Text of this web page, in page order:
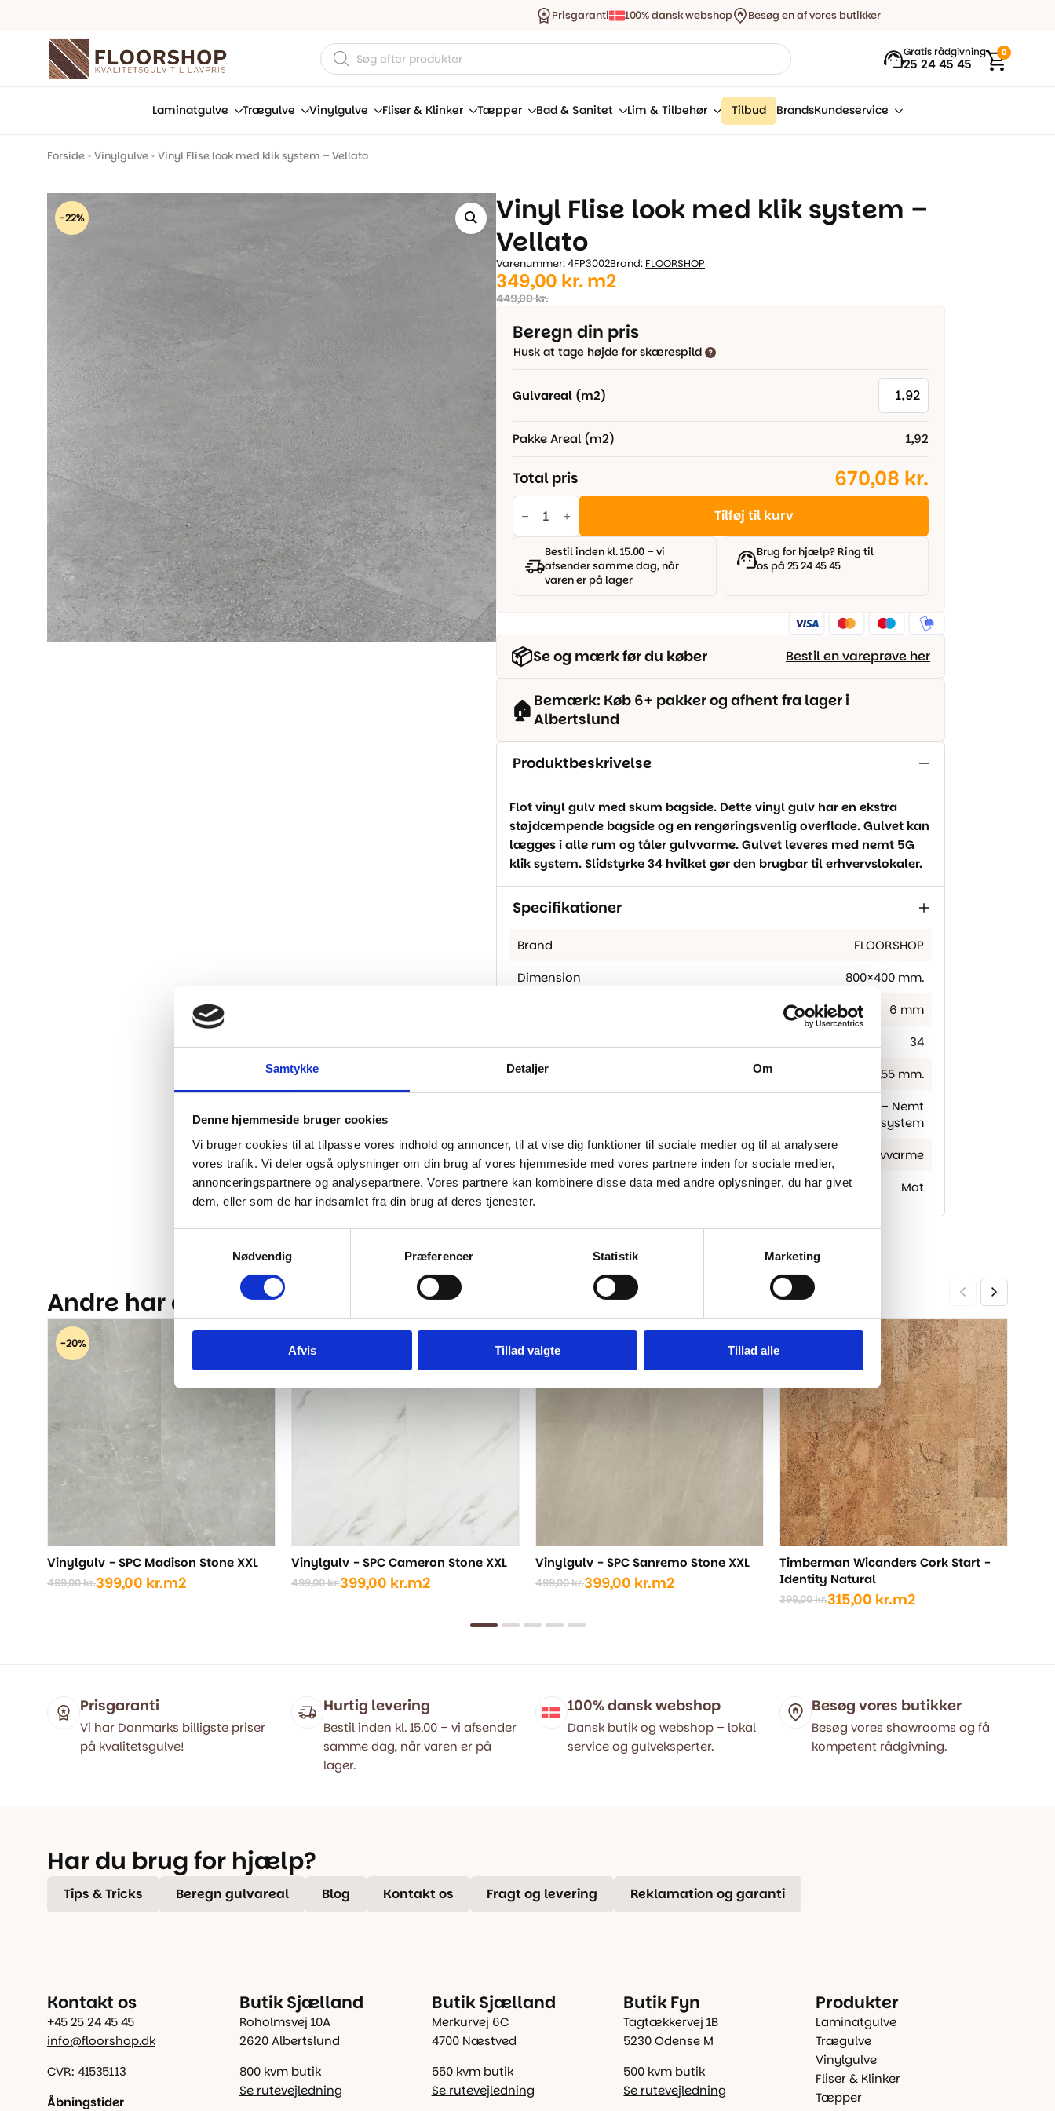
Samtykke Detaljer Om
Denne hjemmeside bruger cookies
Vi bruger cookies til at tilpasse vores indhold og annoncer, til at vise dig funktioner til sociale medier og til at analysere
vores trafik. Vi deler også oplysninger om din brug af vores hjemmeside med vores partnere inden for sociale medier,
annonceringspartnere og analysepartnere. Vores partnere kan kombinere disse data med andre oplysninger, du har givet
dem, eller som de har indsamlet fra din brug af deres tjenester.
Nødvendig
Præferencer Statistik Marketing
Afvis Tillad valgte Tillad alle
Prisgaranti 100% dansk webshop Besøg en af vores butikker
Products
search
Gratis rådgivning
25 24 45 45
0
Laminatgulve Trægulve Vinylgulve Fliser & Klinker Tæpper Bad & Sanitet Lim & Tilbehør Tilbud BrandsKundeservice
Forside • Vinylgulve • Vinyl Flise look med klik system – Vellato
-22%
Vinyl Flise look med klik system –
Vellato
Varenummer: 4FP3002Brand: FLOORSHOP
449,00kr.
Den
oprindelige
pris
var:
349,00 kr.
Den
aktuelle
pris
er:
m2
Beregn din pris
Husk at tage højde for skærespild
Gulvareal (m2)
Pakke Areal (m2) 1,92
Total pris 670,08 kr.
Vinyl
Flise
med
system
Vellato
Tilføj til kurv
Bestil inden kl. 15.00 – vi
afsender samme dag, når
varen er på lager
Brug for hjælp? Ring til
os på 25 24 45 45
📦Se og mærk før du køber Bestil en vareprøve her
🏠 Bemærk: Køb 6+ pakker og afhent fra lager i
Albertslund
Produktbeskrivelse
Flot vinyl gulv med skum bagside. Dette vinyl gulv har en ekstra
støjdæmpende bagside og en rengøringsvenlig overflade. Gulvet kan
lægges i alle rum og tåler gulvvarme. Gulvet leveres med nemt 5G
klik system. Slidstyrke 34 hvilket gør den brugbar til erhvervslokaler.
Specifikationer
Brand FLOORSHOP
Dimension 800×400 mm.
6 mm
34
Slidlag 0,55 mm.
5G Klik – Fastmonteret underlag på bagside – Nemt
kliksystem
Gulvvarme Egnet til gulvvarme
Overflade Mat
Andre har også kigget på...
-20%
Vinylgulv - SPC Madison Stone XXL
499,00kr.
Den
399,00 kr.
Den
m2
-20%
Vinylgulv - SPC Cameron Stone XXL
499,00kr.
Den
399,00 kr.
Den
m2
Vinylgulv - SPC Sanremo Stone XXL
499,00kr.
Den
pris
399,00 kr.
Den
pris
m2
Timberman Wicanders Cork Start -
Identity Natural
399,00kr.
Den
315,00 kr.
Den
m2
Prisgaranti
Vi har Danmarks billigste priser
på kvalitetsgulve!
Hurtig levering
Bestil inden kl. 15.00 – vi afsender
samme dag, når varen er på
lager.
100% dansk webshop
Dansk butik og webshop – lokal
service og gulveksperter.
Besøg vores butikker
Besøg vores showrooms og få
kompetent rådgivning.
Har du brug for hjælp?
Tips & Tricks Beregn gulvareal Blog Kontakt os Fragt og levering Reklamation og garanti
Kontakt os
+45 25 24 45 45
info@floorshop.dk
CVR: 41535113
Åbningstider
Butik Sjælland
Roholmsvej 10A
2620 Albertslund
800 kvm butik
Se rutevejledning
Butik Sjælland
Merkurvej 6C
4700 Næstved
550 kvm butik
Se rutevejledning
Butik Fyn
Tagtækkervej 1B
5230 Odense M
500 kvm butik
Se rutevejledning
Produkter
Laminatgulve
Trægulve
Vinylgulve
Fliser & Klinker
Tæpper